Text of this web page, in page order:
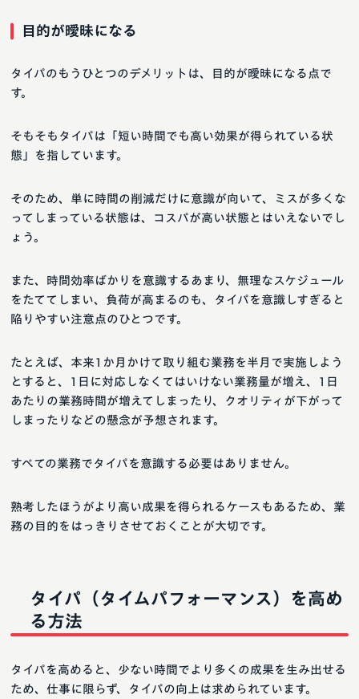
目的が曖昧になる
タイパのもうひとつのデメリットは、目的が曖昧になる点で
す。
そもそもタイパは「短い時間でも高い効果が得られている状
態」を指しています。
そのため、単に時間の削減だけに意識が向いて、ミスが多くな
ってしまっている状態は、コスパが高い状態とはいえないでし
ょう。
また、時間効率ばかりを意識するあまり、無理なスケジュール
をたててしまい、負荷が高まるのも、タイパを意識しすぎると
陥りやすい注意点のひとつです。
たとえば、本来1か月かけて取り組む業務を半月で実施しよう
とすると、1日に対応しなくてはいけない業務量が増え、1日
あたりの業務時間が増えてしまったり、クオリティが下がって
しまったりなどの懸念が予想されます。
すべての業務でタイパを意識する必要はありません。
熟考したほうがより高い成果を得られるケースもあるため、業
務の目的をはっきりさせておくことが大切です。
タイパ（タイムパフォーマンス）を高め
る方法
タイパを高めると、少ない時間でより多くの成果を生み出せる
ため、仕事に限らず、タイパの向上は求められています。